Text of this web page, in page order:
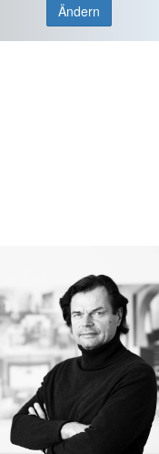
Ändern